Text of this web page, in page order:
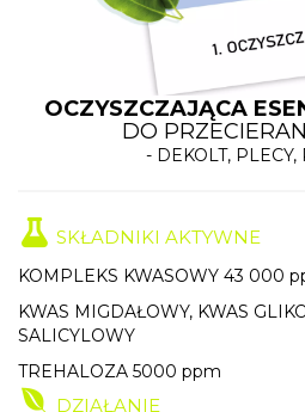
OCZYSZCZAJĄCA
DO
- DEKOLT,
SKŁADNIKI AKTYWNE
KOMPLEKS KWASOWY 43 000
KWAS MIGDAŁOWY, KWAS
SALICYLOWY
TREHALOZA 5000 ppm
DZIAŁANIE